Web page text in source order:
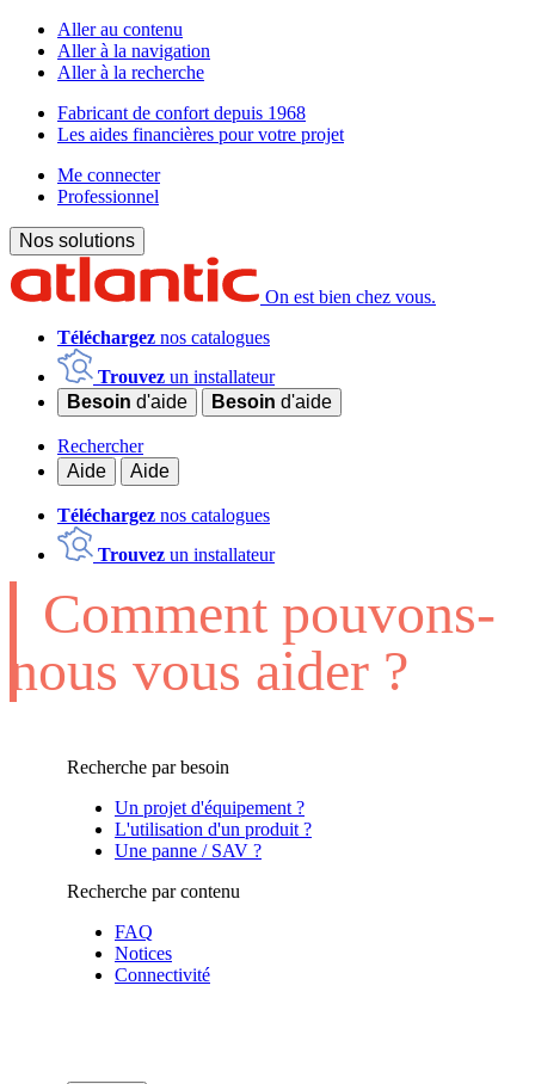
Aller au contenu
Aller à la navigation
Aller à la recherche
Fabricant de confort depuis 1968
Les aides financières pour votre projet
Me connecter
Professionnel
Nos solutions
On est bien chez vous.
Téléchargez nos catalogues
Trouvez un installateur
Besoin d'aide Besoin d'aide
Rechercher
Aide
Aide
Téléchargez nos catalogues
Trouvez un installateur
Comment pouvons-
nous vous aider ?
Recherche par besoin
Un projet d'équipement ?
L'utilisation d'un produit ?
Une panne / SAV ?
Recherche par contenu
FAQ
Notices
Connectivité